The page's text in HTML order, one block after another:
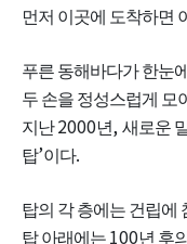
먼저 이곳에 도착하면
푸른 동해바다가 한눈
두 손을 정성스럽게 모
지난2000년, 새로운
탑’이다.
탑의 각 층에는 건립에
탑 아래에는 100년 후